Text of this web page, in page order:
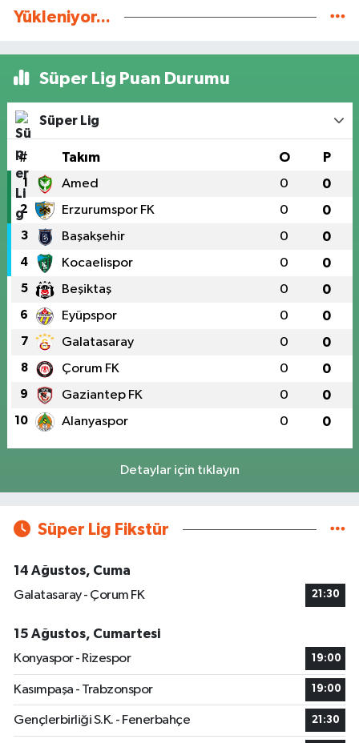
Yükleniyor...
Süper Lig Puan Durumu
Süper Lig
# Takım O P
1 Amed 0 0
2 Erzurumspor FK 0 0
3 Başakşehir 0 0
4 Kocaelispor 0 0
5 Beşiktaş 0 0
6 Eyüpspor 0 0
7 Galatasaray 0 0
8 Çorum FK 0 0
9 Gaziantep FK 0 0
10 Alanyaspor 0 0
Detaylar için tıklayın
Süper Lig Fikstür
14 Ağustos, Cuma
Galatasaray - Çorum FK
21:30
15 Ağustos, Cumartesi
Konyaspor - Rizespor
19:00
Kasımpaşa - Trabzonspor 19:00
Gençlerbirliği S.K. - Fenerbahçe 21:30